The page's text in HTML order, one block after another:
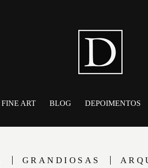
FINE ART BLOG DEPOIMENTOS
GRANDIOSAS